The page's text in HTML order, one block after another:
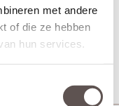
met andere
of die ze hebben
hun services.
Vanaf € 1978,-